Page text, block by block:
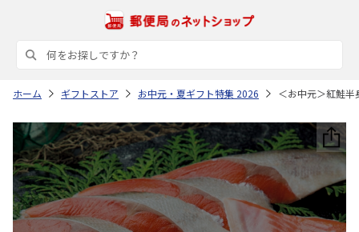
ホーム ギフトストア お中元・夏ギフト特集 2026 ＜お中元＞紅鮭半